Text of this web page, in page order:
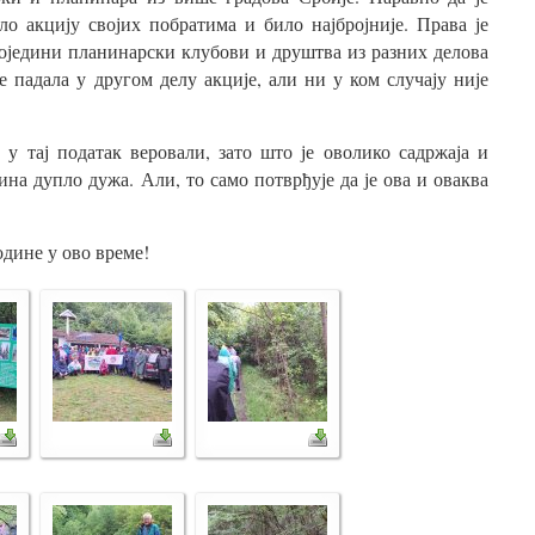
својих побратима и било најбројније. Права је
планинарски клубови и друштва из разних делова
падала у другом делу акције, али ни у ком случају није
податак веровали, зато што је оволико садржаја и
дупло дужа. Али, то само потврђује да је ова и оваква
у ово време!